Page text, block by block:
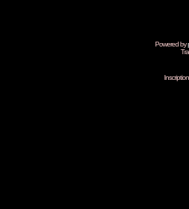
Powered by